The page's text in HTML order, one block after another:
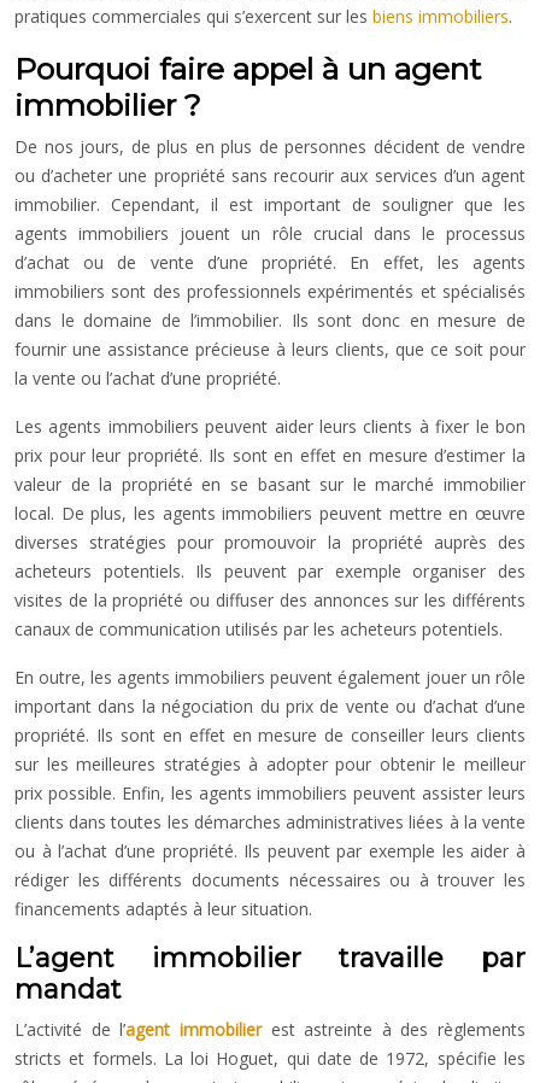
pratiques commerciales qui s’exercent sur les biens immobiliers.
Pourquoi faire appel à un agent
immobilier ?
De nos jours, de plus en plus de personnes décident de vendre
ou d’acheter une propriété sans recourir aux services d’un agent
immobilier. Cependant, il est important de souligner que les
agents immobiliers jouent un rôle crucial dans le processus
d’achat ou de vente d’une propriété. En effet, les agents
immobiliers sont des professionnels expérimentés et spécialisés
dans le domaine de l’immobilier. Ils sont donc en mesure de
fournir une assistance précieuse à leurs clients, que ce soit pour
la vente ou l’achat d’une propriété.
Les agents immobiliers peuvent aider leurs clients à fixer le bon
prix pour leur propriété. Ils sont en effet en mesure d’estimer la
valeur de la propriété en se basant sur le marché immobilier
local. De plus, les agents immobiliers peuvent mettre en œuvre
diverses stratégies pour promouvoir la propriété auprès des
acheteurs potentiels. Ils peuvent par exemple organiser des
visites de la propriété ou diffuser des annonces sur les différents
canaux de communication utilisés par les acheteurs potentiels.
En outre, les agents immobiliers peuvent également jouer un rôle
important dans la négociation du prix de vente ou d’achat d’une
propriété. Ils sont en effet en mesure de conseiller leurs clients
sur les meilleures stratégies à adopter pour obtenir le meilleur
prix possible. Enfin, les agents immobiliers peuvent assister leurs
clients dans toutes les démarches administratives liées à la vente
ou à l’achat d’une propriété. Ils peuvent par exemple les aider à
rédiger les différents documents nécessaires ou à trouver les
financements adaptés à leur situation.
L’agent immobilier travaille par
mandat
L’activité de l’agent immobilierest astreinte à des règlements
stricts et formels. La loi Hoguet, qui date de 1972, spécifie les